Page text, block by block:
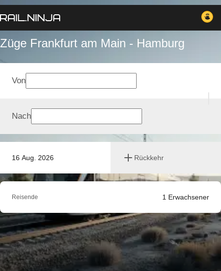
Züge Frankfurt am Main - Hamburg
16 Aug. 2026 Rückkehr
Von
Nach
Reisende 1 Erwachsener